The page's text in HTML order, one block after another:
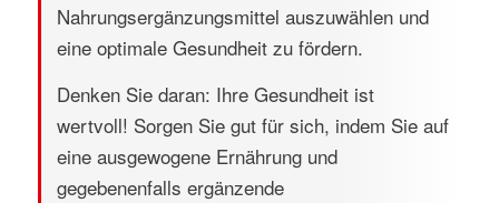
Nahrungsergänzungsmittel auszuwählen und
eine optimale Gesundheit zu fördern.
Denken Sie daran: Ihre Gesundheit ist
wertvoll! Sorgen Sie gut für sich, indem Sie auf
eine ausgewogene Ernährung und
gegebenenfalls ergänzende